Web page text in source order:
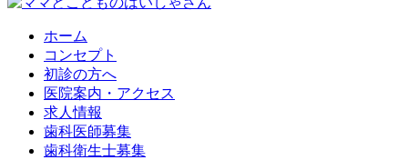
ホーム
コンセプト
初診の方へ
医院案内・アクセス
求人情報
歯科医師募集
歯科衛生士募集